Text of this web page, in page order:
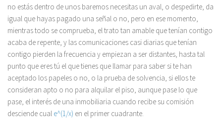
no estás dentro de unos baremos necesitas un aval, o despedirte, da
igual que hayas pagado una señal o no, pero en ese momento,
mientras todo se comprueba, el trato tan amable que tenían contigo
acaba de repente, y las comunicaciones casi diarias que tenían
contigo pierden la frecuencia y empiezan a ser distantes, hasta tal
punto que eres tú el que tienes que llamar para saber si te han
aceptado los papeles o no, o la prueba de solvencia, si ellos te
consideran apto o no para alquilar el piso, aunque pase lo que
pase, el interés de una inmobiliaria cuando recibe su comisión
desciende cual e^(1/x) en el primer cuadrante.